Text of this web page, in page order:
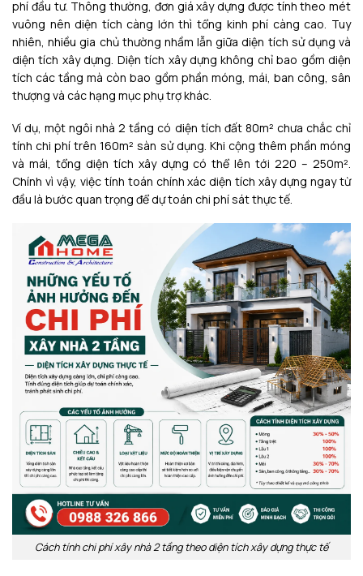
phí đầu tư. Thông thường, đơn giá xây dựng được tính theo mét
vuông nên diện tích càng lớn thì tổng kinh phí càng cao. Tuy
nhiên, nhiều gia chủ thường nhầm lẫn giữa diện tích sử dụng và
diện tích xây dựng. Diện tích xây dựng không chỉ bao gồm diện
tích các tầng mà còn bao gồm phần móng, mái, ban công, sân
thượng và các hạng mục phụ trợ khác.
Ví dụ, một ngôi nhà 2 tầng có diện tích đất 80m² chưa chắc chỉ
tính chi phí trên 160m² sàn sử dụng. Khi cộng thêm phần móng
và mái, tổng diện tích xây dựng có thể lên tới 220 – 250m².
Chính vì vậy, việc tính toán chính xác diện tích xây dựng ngay từ
đầu là bước quan trọng để dự toán chi phí sát thực tế.
Cách tính chi phí xây nhà 2 tầng theo diện tích xây dựng thực tế